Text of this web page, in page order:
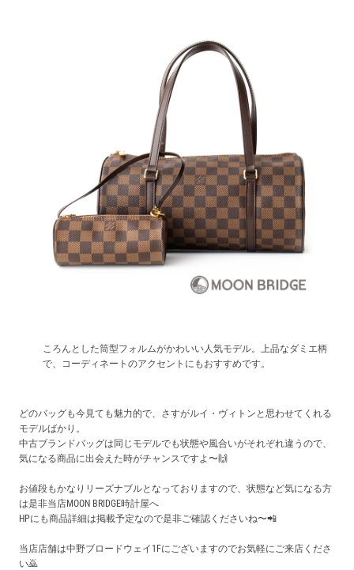
ころんとした筒型フォルムがかわいい人気モデル。上品なダミエ柄
で、コーディネートのアクセントにもおすすめです。
どのバッグも今見ても魅力的で、さすがルイ・ヴィトンと思わせてくれる
モデルばかり。
中古ブランドバッグは同じモデルでも状態や風合いがそれぞれ違うので、
気になる商品に出会えた時がチャンスですよ〜🙌
お値段もかなりリーズナブルとなっておりますので、状態など気になる方
は是非当店MOON BRIDGE時計屋へ
HPにも商品詳細は掲載予定なので是非ご確認くださいね〜📲
当店店舗は中野ブロードウェイ1Fにございますのでお気軽にご来店くださ
い🙇